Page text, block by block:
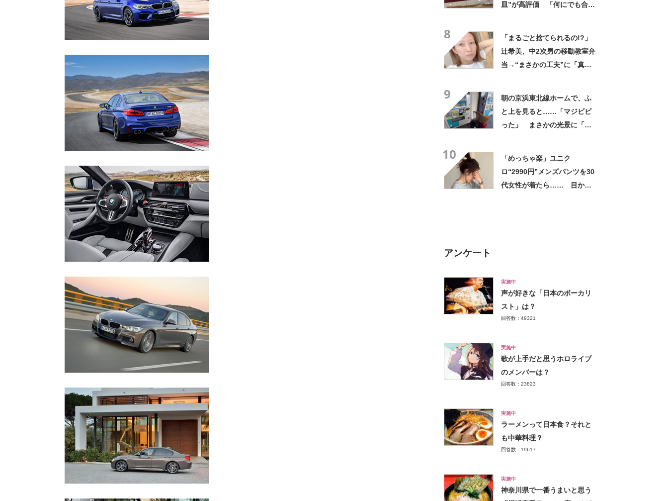
皿”が高評価 「何にでも合
8
「まるごと捨てられるの!?」
辻希美、中2次男の移動教室弁
当→“まさかの工夫”に「真似
9
朝の京浜東北線ホームで、ふ
と上を見ると……「マジビビ
った」 まさかの光景に「こ
10
「めっちゃ楽」ユニク
ロ“2990円”メンズパンツを30
代女性が着たら…… 目から
アンケート
実施中
声が好きな「日本のボーカリ
スト」は？
回答数：49321
実施中
歌が上手だと思うホロライブ
のメンバーは？
回答数：23823
実施中
ラーメンって日本食？それと
も中華料理？
回答数：19617
実施中
神奈川県で一番うまいと思う